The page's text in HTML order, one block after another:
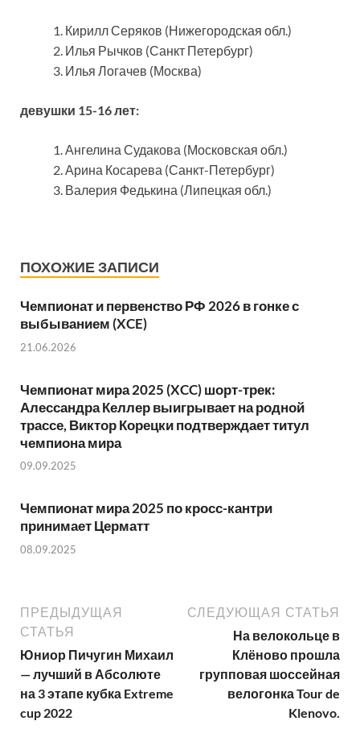
Кирилл Серяков (Нижегородская обл.)
Илья Рычков (Санкт Петербург)
Илья Логачев (Москва)
девушки 15-16 лет:
Ангелина Судакова (Московская обл.)
Арина Косарева (Санкт-Петербург)
Валерия Федькина (Липецкая обл.)
ПОХОЖИЕ ЗАПИСИ
Чемпионат и первенство РФ 2026 в гонке с
выбыванием (XCE)
21.06.2026
Чемпионат мира 2025 (XCC) шорт-трек:
Алессандра Келлер выигрывает на родной
трассе, Виктор Корецки подтверждает титул
чемпиона мира
09.09.2025
Чемпионат мира 2025 по кросс-кантри
принимает Церматт
08.09.2025
ПРЕДЫДУЩАЯ
СТАТЬЯ
Юниор Пичугин Михаил
— лучший в Абсолюте
на 3 этапе кубка Extreme
cup 2022
СЛЕДУЮЩАЯ СТАТЬЯ
На велокольце в
Клёново прошла
групповая шоссейная
велогонка Tour de
Klenovo.